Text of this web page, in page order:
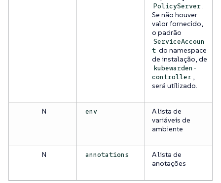
PolicyServer.
Se não houver
valor fornecido,
o padrão
ServiceAccoun
t do namespace
de instalação, de
kubewarden-
controller ,
será utilizado.
N env
A lista de
variáveis de
ambiente
N annotations
A lista de
anotações